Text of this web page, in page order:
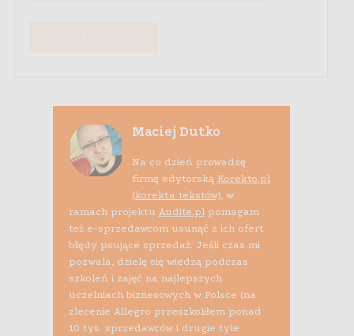
Maciej Dutko
Na co dzień prowadzę
firmę edytorską Korekto.pl
(korekta tekstów), w
ramach projektu Audite.plpomagam
też e-sprzedawcom usunąć z ich ofert
błędy psujące sprzedaż. Jeśli czas mi
pozwala, dzielę się wiedzą podczas
szkoleń i zajęć na najlepszych
uczelniach biznesowych w Polsce (na
zlecenie Allegro przeszkoliłem ponad
10 tys. sprzedawców i drugie tyle